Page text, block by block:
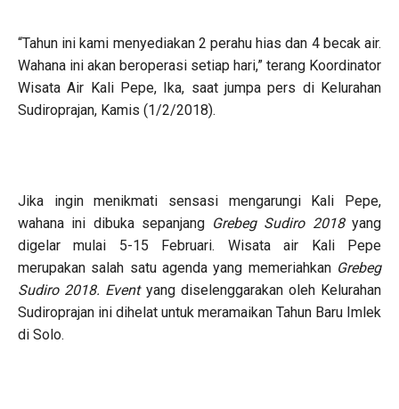
“Tahun ini kami menyediakan 2 perahu hias dan 4 becak air.
Wahana ini akan beroperasi setiap hari,” terang Koordinator
Wisata Air Kali Pepe, Ika, saat jumpa pers di Kelurahan
Sudiroprajan, Kamis (1/2/2018).
Jika ingin menikmati sensasi mengarungi Kali Pepe,
wahana ini dibuka sepanjang Grebeg Sudiro 2018yang
digelar mulai 5-15 Februari. Wisata air Kali Pepe
merupakan salah satu agenda yang memeriahkan Grebeg
Sudiro 2018. Event yang diselenggarakan oleh Kelurahan
Sudiroprajan ini dihelat untuk meramaikan Tahun Baru Imlek
di Solo.